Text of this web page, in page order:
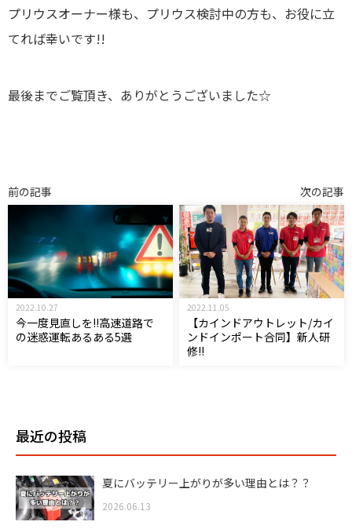
プリウスオーナー様も、プリウス検討中の方も、お役に立
てれば幸いです!!
最後までご覧頂き、ありがとうございました☆
前の記事
2022.10.27
今一度見直しを!!高速道路で
の迷惑運転あるある5選
次の記事
2022.11.05
【カインドアウトレット/カイ
ンドインポート合同】新人研
修!!
最近の投稿
夏にバッテリー上がりが多い理由とは？？
2026.06.13